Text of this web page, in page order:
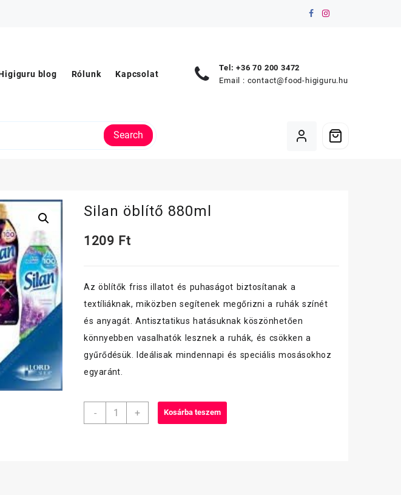
blog Rólunk Kapcsolat
Tel: +36 70 200 3472
Email : contact@food-higiguru.hu
Search
Silan öblítő 880ml
1209 Ft
Az öblítők friss illatot és puhaságot biztosítanak a
textíliáknak, miközben segítenek megőrizni a ruhák színét
és anyagát. Antisztatikus hatásuknak köszönhetően
könnyebben vasalhatók lesznek a ruhák, és csökken a
gyűrődésük. Ideálisak mindennapi és speciális mosásokhoz
egyaránt.
-
Silan
+ Kosárba teszem